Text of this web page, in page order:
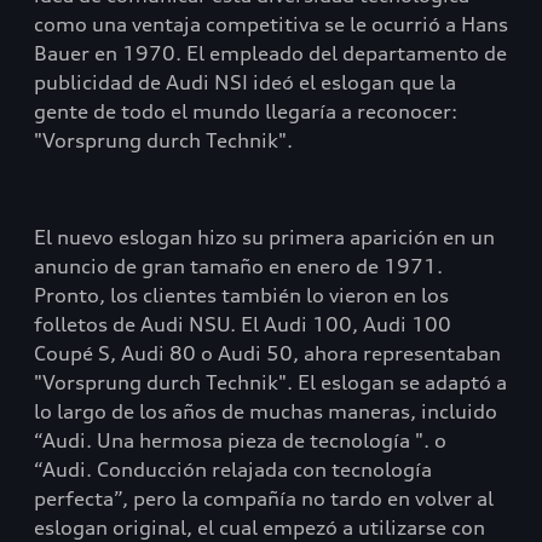
como una ventaja competitiva se le ocurrió a Hans
Bauer en 1970. El empleado del departamento de
publicidad de Audi NSI ideó el eslogan que la
gente de todo el mundo llegaría a reconocer:
"Vorsprung durch Technik".
El nuevo eslogan hizo su primera aparición en un
anuncio de gran tamaño en enero de 1971.
Pronto, los clientes también lo vieron en los
folletos de Audi NSU. El Audi 100, Audi 100
Coupé S, Audi 80 o Audi 50, ahora representaban
"Vorsprung durch Technik". El eslogan se adaptó a
lo largo de los años de muchas maneras, incluido
“Audi. Una hermosa pieza de tecnología ". o
“Audi. Conducción relajada con tecnología
perfecta”, pero la compañía no tardo en volver al
eslogan original, el cual empezó a utilizarse con